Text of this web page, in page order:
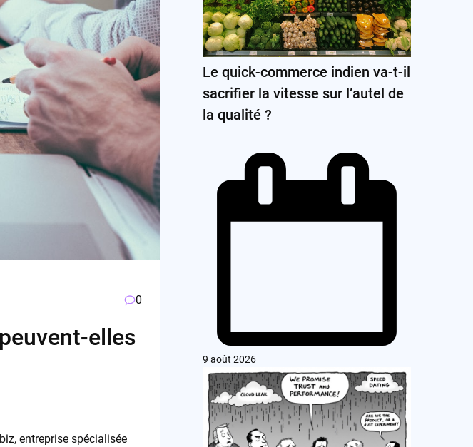
0
elles
entreprise spécialisée
Le quick-commerce indien va-t-il
sacrifier la vitesse sur l’autel de
la qualité ?
9 août 2026